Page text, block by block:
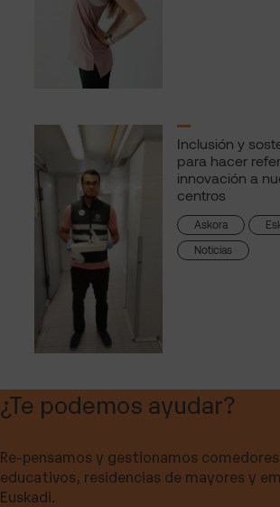
Inclusión y
para hacer
innovación a
centros
Askora
Noticias
¿Te podemos ayudar?
Re-pensamos y gestionamos
educativos, residencias de mayores y
Euskadi.